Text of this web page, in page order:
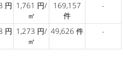
円 1,761 円/
㎡
169,157
件
-
円 1,273 円/
㎡
49,626 件 -